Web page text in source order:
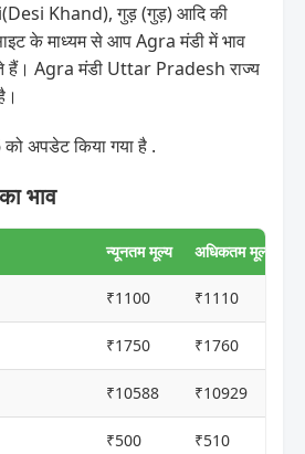
Khand), गुड़ (गुड़) आदि की
के माध्यम से आप Agra मंडी में भाव
हैं। Agra मंडी Uttar Pradesh राज्य
अपडेट किया गया है .
भाव
न्यूनतम मूल्य अधिकतम मूल्य
₹1100 ₹1110
₹1750 ₹1760
₹10588 ₹10929
₹500 ₹510